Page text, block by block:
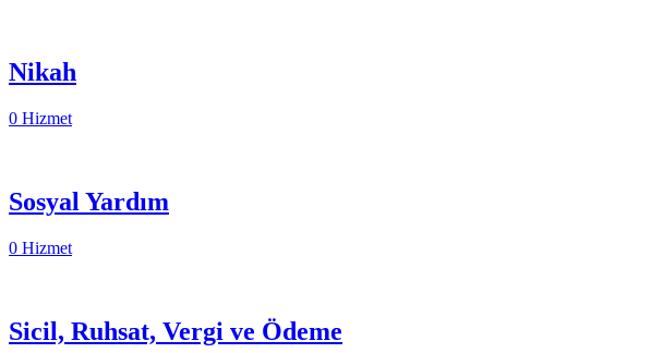
Nikah
0 Hizmet
Sosyal Yardım
0 Hizmet
Sicil, Ruhsat, Vergi ve Ödeme